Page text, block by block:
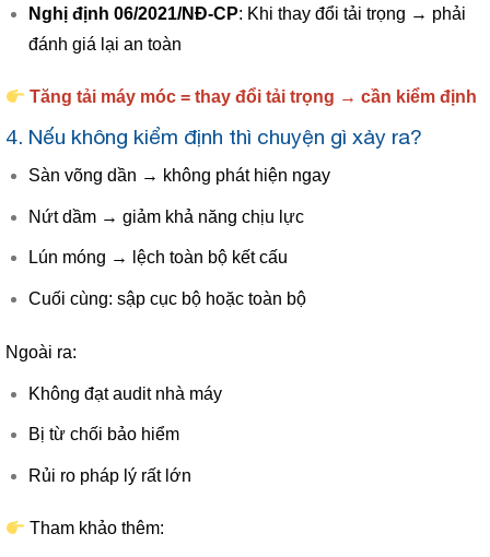
Nghị định 06/2021/NĐ-CP: Khi thay đổi tải trọng → phải
đánh giá lại an toàn
Tăng tải máy móc = thay đổi tải trọng → cần kiểm định
4. Nếu không kiểm định thì chuyện gì xảy ra?
Sàn võng dần → không phát hiện ngay
Nứt dầm → giảm khả năng chịu lực
Lún móng → lệch toàn bộ kết cấu
Cuối cùng: sập cục bộ hoặc toàn bộ
Ngoài ra:
Không đạt audit nhà máy
Bị từ chối bảo hiểm
Rủi ro pháp lý rất lớn
Tham khảo thêm: